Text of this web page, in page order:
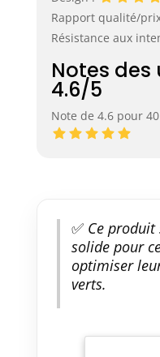
Rapport qualité/
Résistance aux
Notes
4.6/5
Note de 4.6 pour
✅Ce produit
solide pour
optimiser
verts.